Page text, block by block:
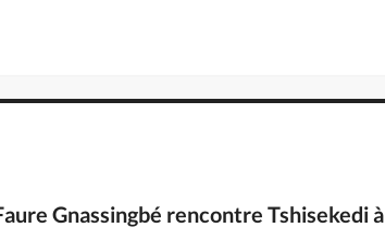
Gnassingbé rencontre Tshisekedi à